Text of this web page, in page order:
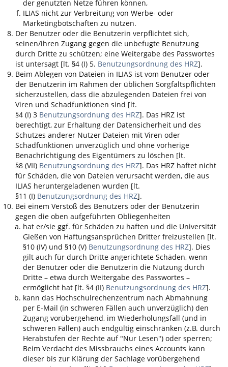
der genutzten Netze führen können,
ILIAS nicht zur Verbreitung von Werbe- oder
Marketingbotschaften zu nutzen.
Der Benutzer oder die Benutzerin verpflichtet sich,
seinen/ihren Zugang gegen die unbefugte Benutzung
durch Dritte zu schützen; eine Weitergabe des Passwortes
ist untersagt [lt. §4 (I) 5. Benutzungsordnung des HRZ].
Beim Ablegen von Dateien in ILIAS ist vom Benutzer oder
der Benutzerin im Rahmen der üblichen Sorgfaltspflichten
sicherzustellen, dass die abzulegenden Dateien frei von
Viren und Schadfunktionen sind [lt.
§4 (I) 3 Benutzungsordnung des HRZ]. Das HRZ ist
berechtigt, zur Erhaltung der Datensicherheit und des
Schutzes anderer Nutzer Dateien mit Viren oder
Schadfunktionen unverzüglich und ohne vorherige
Benachrichtigung des Eigentümers zu löschen [lt.
§8 (VII) Benutzungsordnung des HRZ]. Das HRZ haftet nicht
für Schäden, die von Dateien verursacht werden, die aus
ILIAS heruntergeladenen wurden [lt.
§11 (I) Benutzungsordnung des HRZ].
Bei einem Verstoß des Benutzers oder der Benutzerin
gegen die oben aufgeführten Obliegenheiten
hat er/sie ggf. für Schäden zu haften und die Universität
Gießen von Haftungsansprüchen Dritter freizustellen [lt.
§10 (IV) und §10 (V) Benutzungsordnung des HRZ]. Dies
gilt auch für durch Dritte angerichtete Schäden, wenn
der Benutzer oder die Benutzerin die Nutzung durch
Dritte – etwa durch Weitergabe des Passwortes –
ermöglicht hat [lt. §4 (II) Benutzungsordnung des HRZ].
kann das Hochschulrechenzentrum nach Abmahnung
per E-Mail (in schweren Fällen auch unverzüglich) den
Zugang vorübergehend, im Wiederholungsfall (und in
schweren Fällen) auch endgültig einschränken (z.B. durch
Herabstufen der Rechte auf "Nur Lesen") oder sperren;
Beim Verdacht des Missbrauchs eines Accounts kann
dieser bis zur Klärung der Sachlage vorübergehend